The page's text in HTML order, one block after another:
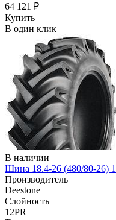
64 121 ₽
Купить
В один клик
В наличии
Шина 18.4-26 (480/80-26)
Производитель
Deestone
Слойность
12PR